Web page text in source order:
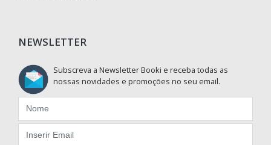
NEWSLETTER
Subscreva a Newsletter Booki e receba todas as
nossas novidades e promoções no seu email.